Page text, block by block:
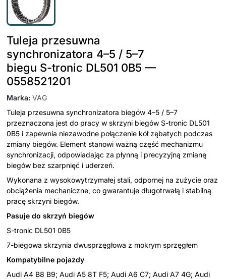
Tuleja przesuwna
synchronizatora 4–5 / 5–7
biegu S-tronic DL501 0B5 —
0558521201
Marka: VAG
Tuleja przesuwna synchronizatora biegów 4–5 / 5–7
przeznaczona jest do pracy w skrzyni biegów S-tronic DL501
0B5 i zapewnia niezawodne połączenie kół zębatych podczas
zmiany biegów. Element stanowi ważną część mechanizmu
synchronizacji, odpowiadając za płynną i precyzyjną zmianę
biegów bez szarpnięć i uderzeń.
Wykonana z wysokowytrzymałej stali, odpornej na zużycie oraz
obciążenia mechaniczne, co gwarantuje długotrwałą i stabilną
pracę skrzyni biegów.
Pasuje do skrzyń biegów
S-tronic DL501 0B5
7-biegowa skrzynia dwusprzęgłowa z mokrym sprzęgłem
Kompatybilne pojazdy
Audi A4 B8 B9; Audi A5 8T F5; Audi A6 C7; Audi A7 4G; Audi